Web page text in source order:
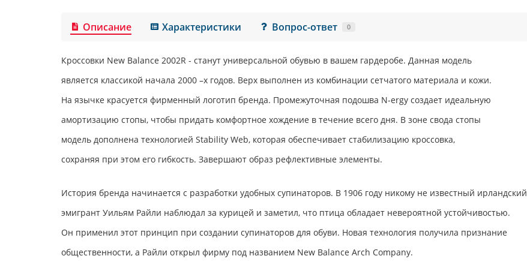
Описание Характеристики Вопрос-ответ 0
Кроссовки New Balance 2002R - станут универсальной обувью в вашем гардеробе. Данная модель
является классикой начала 2000 –х годов. Верх выполнен из комбинации сетчатого материала и кожи.
На язычке красуется фирменный логотип бренда. Промежуточная подошва N-ergy создает идеальную
амортизацию стопы, чтобы придать комфортное хождение в течение всего дня. В зоне свода стопы
модель дополнена технологией Stability Web, которая обеспечивает стабилизацию кроссовка,
сохраняя при этом его гибкость. Завершают образ рефлективные элементы.
История бренда начинается с разработки удобных супинаторов. В 1906 году никому не известный ирландский
эмигрант Уильям Райли наблюдал за курицей и заметил, что птица обладает невероятной устойчивостью.
Он применил этот принцип при создании супинаторов для обуви. Новая технология получила признание
общественности, а Райли открыл фирму под названием New Balance Arch Company.